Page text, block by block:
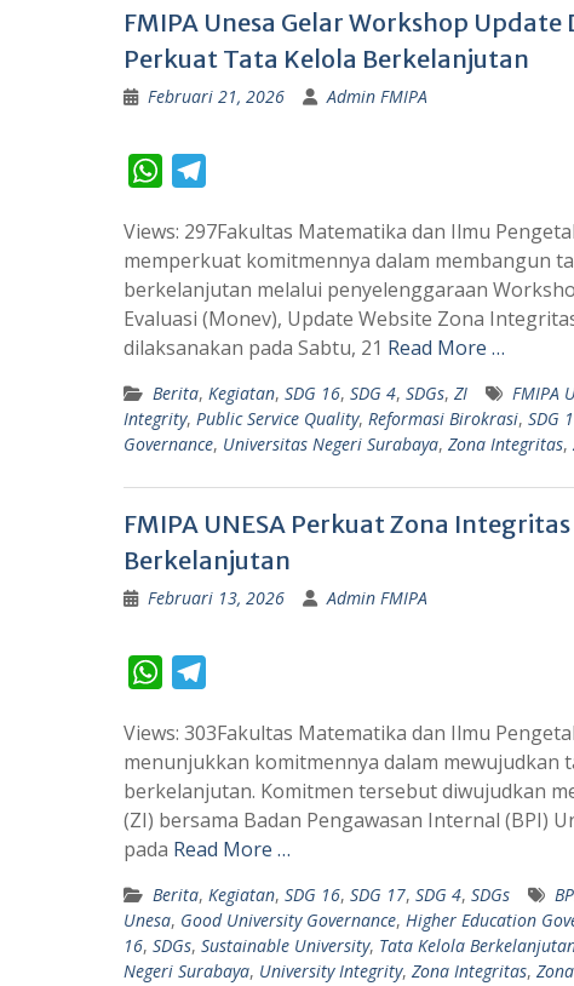
FMIPA Unesa Gelar Workshop
Perkuat Tata Kelola Berkelanjutan
Februari 21, 2026 Admin FMIPA
W
a
t
A
p
l
e
g
r
m
Views: 297Fakultas Matematika dan Ilmu
memperkuat komitmennya dalam membangun
berkelanjutan melalui penyelenggaraan
Evaluasi (Monev), Update Website Zona
dilaksanakan pada Sabtu, 21 Read More …
Berita, Kegiatan, SDG 16, SDG 4, SDGs, ZI FMIPA
Integrity, Public Service Quality, Reformasi Birokrasi, SDG
Governance, Universitas Negeri Surabaya, Zona Integritas,
FMIPA UNESA Perkuat Zona
Berkelanjutan
Februari 13, 2026 Admin FMIPA
W
a
t
A
p
l
e
g
r
m
Views: 303Fakultas Matematika dan Ilmu
menunjukkan komitmennya dalam
berkelanjutan. Komitmen tersebut diwujudkan
(ZI) bersama Badan Pengawasan Internal (BPI)
pada Read More …
Berita, Kegiatan, SDG 16, SDG 17, SDG 4, SDGs
Unesa, Good University Governance, Higher Education
16, SDGs, Sustainable University, Tata Kelola
Negeri Surabaya, University Integrity, Zona Integritas,